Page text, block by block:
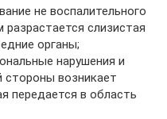
не воспалительного
разрастается слизистая
органы;
нарушения и
стороны возникает
передается в область